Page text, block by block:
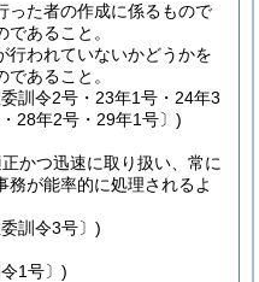
った者の作成に係るもので
あること。
行われていないかどうかを
あること。
訓令2号・23年1号・24年3
28年2号・29年1号〕)
かつ迅速に取り扱い、常に
務が能率的に処理されるよ
訓令3号〕)
1号〕)